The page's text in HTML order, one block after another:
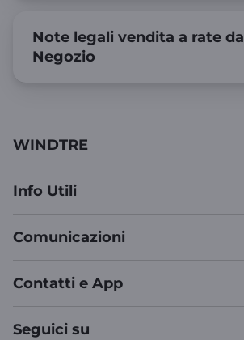
Note legali vendita a rate da
Negozio
WINDTRE
Info Utili
Comunicazioni
Contatti e App
Seguici su